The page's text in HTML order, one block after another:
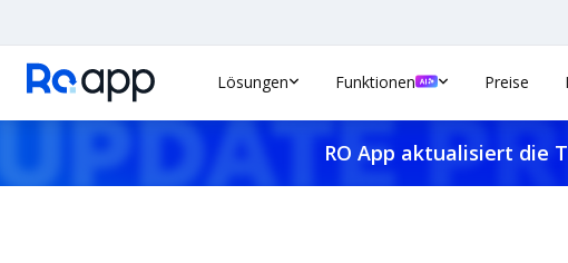
Lösungen Funktionen Preise
RO App aktualisiert die